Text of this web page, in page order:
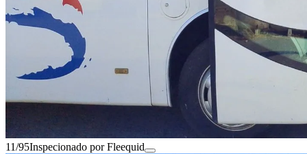
11/95Inspecionado por Fleequid